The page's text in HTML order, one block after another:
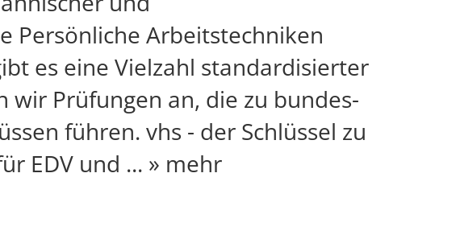
Persönliche Arbeitstechniken
es eine Vielzahl standardisierter
Prüfungen an, die zu bundes-
führen. vhs - der Schlüssel zu
EDV und ... » mehr